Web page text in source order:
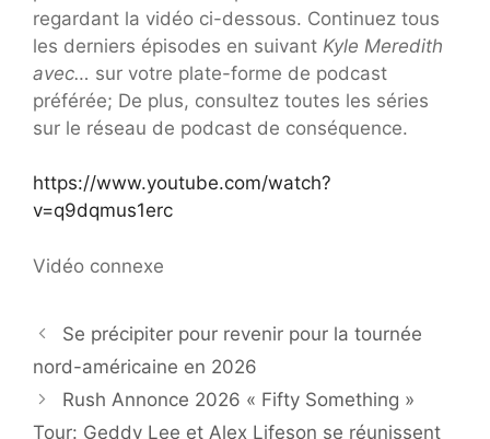
regardant la vidéo ci-dessous. Continuez tous
les derniers épisodes en suivant Kyle Meredith
avec… sur votre plate-forme de podcast
préférée; De plus, consultez toutes les séries
sur le réseau de podcast de conséquence.
https://www.youtube.com/watch?
v=q9dqmus1erc
Vidéo connexe
Se précipiter pour revenir pour la tournée
nord-américaine en 2026
Rush Annonce 2026 « Fifty Something »
Tour: Geddy Lee et Alex Lifeson se réunissent